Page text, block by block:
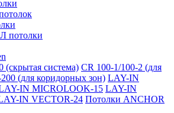
потолки
система) CR 100-1/100-2 (для
(для коридорных зон) LAY-IN
IN MICROLOOK-15 LAY-IN
IN VECTOR-24 Потолки ANCHOR